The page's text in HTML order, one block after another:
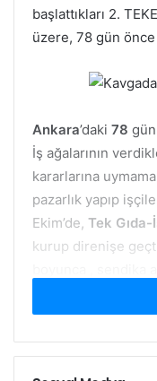
başlattıkları 2.
üzere, 78 gün önce
Ankara’daki 78
İş ağalarının
kararlarına
pazarlık yapıp
Ekim’de, Tek
kurup direnişe
polisin taciz ve
rağmen direnişi
TEKELişçileri,